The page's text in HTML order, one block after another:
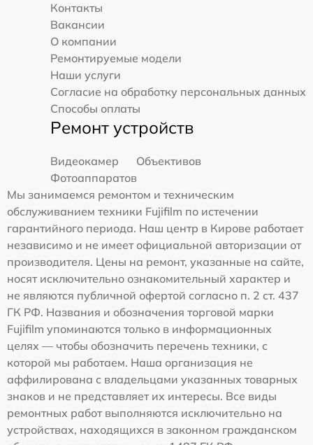
Контакты
Вакансии
О компании
Ремонтируемые модели
Наши услуги
Согласие на обработку персональных данных
Способы оплаты
Ремонт устройств
Видеокамер
Объективов
Фотоаппаратов
Мы занимаемся ремонтом и техническим
обслуживанием техники Fujifilm по истечении
гарантийного периода. Наш центр в Кирове работает
независимо и не имеет официальной авторизации от
производителя. Цены на ремонт, указанные на сайте,
носят исключительно ознакомительный характер и
не являются публичной офертой согласно п. 2 ст. 437
ГК РФ. Названия и обозначения торговой марки
Fujifilm упоминаются только в информационных
целях — чтобы обозначить перечень техники, с
которой мы работаем. Наша организация не
аффилирована с владельцами указанных товарных
знаков и не представляет их интересы. Все виды
ремонтных работ выполняются исключительно на
устройствах, находящихся в законном гражданском